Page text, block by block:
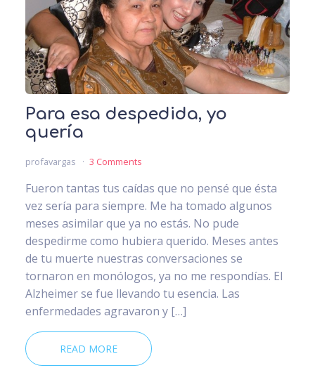
Para esa despedida, yo
quería
profavargas 3 Comments
Fueron tantas tus caídas que no pensé que ésta
vez sería para siempre. Me ha tomado algunos
meses asimilar que ya no estás. No pude
despedirme como hubiera querido. Meses antes
de tu muerte nuestras conversaciones se
tornaron en monólogos, ya no me respondías. El
Alzheimer se fue llevando tu esencia. Las
enfermedades agravaron y […]
READ MORE